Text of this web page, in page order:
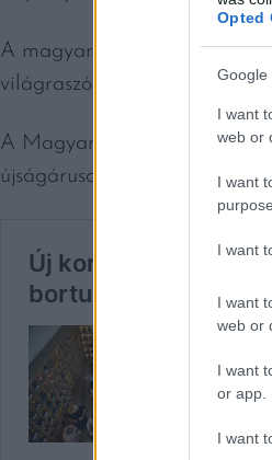
Opted
Google
I want
web or
I want
I want
I want
web or
I want
or app.
I want
A magyar tenger körül –
világraszóló, mégis minden
A Magyar Konyha
újságárusoknál!